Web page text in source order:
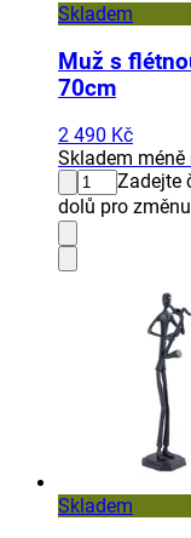
Skladem
Muž s
70cm
2 490 Kč
Skladem méně
Zadejte
dolů pro
Skladem